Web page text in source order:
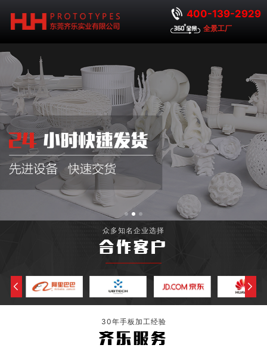
400-139-2929
全景工厂
众多知名企业选择
合作客户
30年手板加工经验
齐乐服务